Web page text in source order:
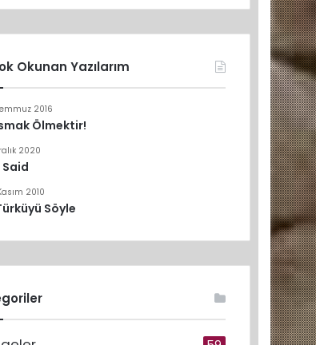
Okunan Yazılarım
2016
Ölmektir!
2020
Said
2010
Söyle